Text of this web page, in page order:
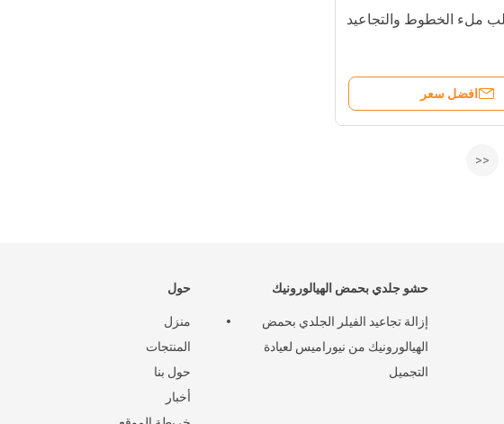
ملء الخطوط والتجاعيد
افضل سعر
<<
حول
منزل
المنتجات
حول بنا
أخبار
حشو جلدي بحمض الهيالورونيك
إزالة تجاعيد الفيلر الجلدي بحمض
الهيالورونيك من نيوراميس لعيادة
التجميل